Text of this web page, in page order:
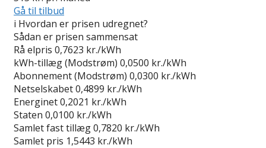
Gå til tilbud
i Hvordan er prisen udregnet?
Sådan er prisen sammensat
Rå elpris 0,7623 kr./kWh
kWh-tillæg (Modstrøm) 0,0500 kr./kWh
Abonnement (Modstrøm) 0,0300 kr./kWh
Netselskabet0,4899 kr./kWh
Energinet0,2021 kr./kWh
Staten 0,0100 kr./kWh
Samlet fast tillæg0,7820 kr./kWh
Samlet pris 1,5443 kr./kWh